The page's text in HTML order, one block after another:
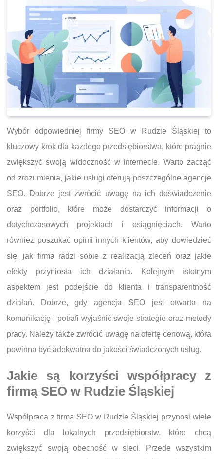
Wybór odpowiedniej firmy SEO w Rudzie Śląskiej to
kluczowy krok dla każdego przedsiębiorstwa, które pragnie
zwiększyć swoją widoczność w internecie. Warto zacząć
od zrozumienia, jakie usługi oferują poszczególne agencje
SEO. Dobrze jest zwrócić uwagę na ich doświadczenie
oraz portfolio, które może dostarczyć informacji o
dotychczasowych projektach i osiągnięciach. Warto
również poszukać opinii innych klientów, aby dowiedzieć
się, jak firma radzi sobie z realizacją zleceń oraz jakie
efekty przyniosła ich działania. Kolejnym istotnym
aspektem jest podejście do klienta i transparentność
działań. Dobrze, gdy agencja SEO jest otwarta na
komunikację i potrafi wyjaśnić swoje strategie oraz metody
pracy. Należy także zwrócić uwagę na ofertę cenową, która
powinna być adekwatna do jakości świadczonych usług.
Jakie są korzyści współpracy z
firmą SEO w Rudzie Śląskiej
Współpraca z firmą SEO w Rudzie Śląskiej przynosi wiele
korzyści dla lokalnych przedsiębiorstw, które chcą
zwiększyć swoją obecność w sieci. Przede wszystkim